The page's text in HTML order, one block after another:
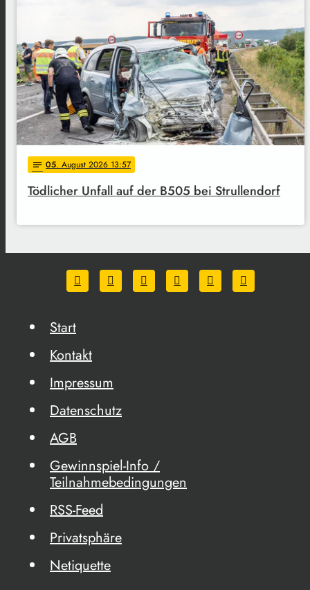
notes 05. August 2026 13:57
Tödlicher Unfall auf der B505 bei Strullendorf
Start
Kontakt
Impressum
Datenschutz
AGB
Gewinnspiel-Info /
Teilnahmebedingungen
RSS-Feed
Privatsphäre
Netiquette